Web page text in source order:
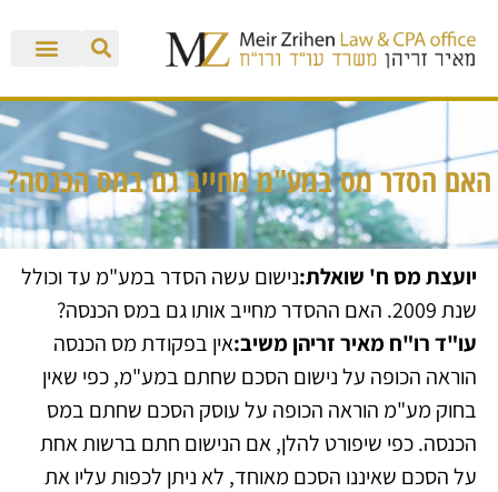
האם הסדר מס במע"מ מחייב גם במס הכנסה?
יועצת מס ח' שואלת:נישום עשה הסדר במע"מ עד וכולל
שנת 2009. האם ההסדר מחייב אותו גם במס הכנסה?
עו"ד רו"ח מאיר זריהן משיב:אין בפקודת מס הכנסה
הוראה הכופה על נישום הסכם שחתם במע"מ, כפי שאין
בחוק מע"מ הוראה הכופה על עוסק הסכם שחתם במס
הכנסה. כפי שיפורט להלן, אם הנישום חתם ברשות אחת
על הסכם שאיננו הסכם מאוחד, לא ניתן לכפות עליו את